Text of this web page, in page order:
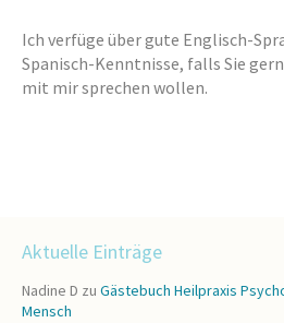
Ich verfüge über gute Englisch-
Spanisch-Kenntnisse, falls Sie
mit mir sprechen wollen.
Aktuelle Einträge
Nadine D zu Gästebuch Heilpraxis
Mensch